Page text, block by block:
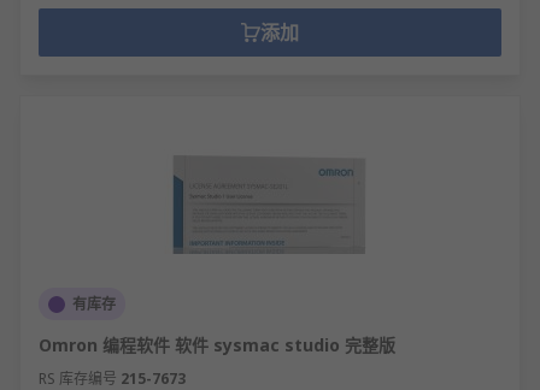
添加
有库存
Omron 编程软件 软件 sysmac studio 完整版
RS 库存编号 215-7673